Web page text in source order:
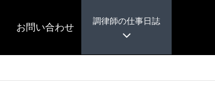
調律師の仕事日誌
お問い合わせ